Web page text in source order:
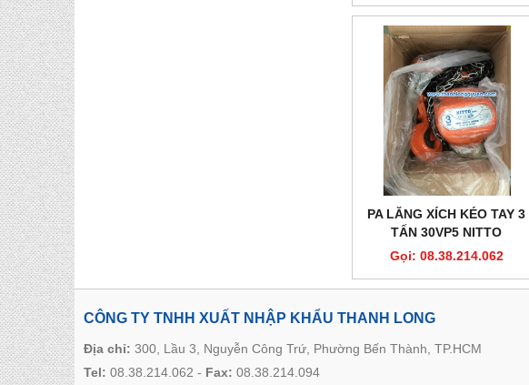
PA LĂNG XÍCH KÉO TAY 3
TẤN 30VP5 NITTO
Gọi: 08.38.214.062
CÔNG TY TNHH XUẤT NHẬP KHẨU THANH LONG
Địa chỉ: 300, Lầu 3, Nguyễn Công Trứ, Phường Bến Thành, TP.HCM
Tel: 08.38.214.062 - Fax: 08.38.214.094